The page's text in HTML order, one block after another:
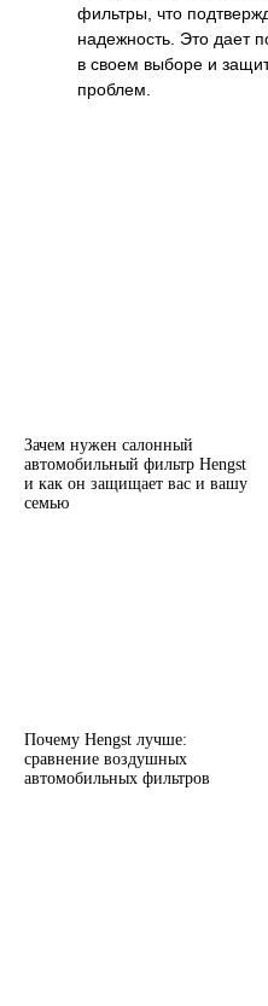
фильтры, что
надежность. Это дает
в своем выборе и
проблем.
Зачем нужен салонный
автомобильный фильтр Hengst
и как он защищает вас и вашу
семью
Почему Hengst лучше:
сравнение воздушных
автомобильных фильтров